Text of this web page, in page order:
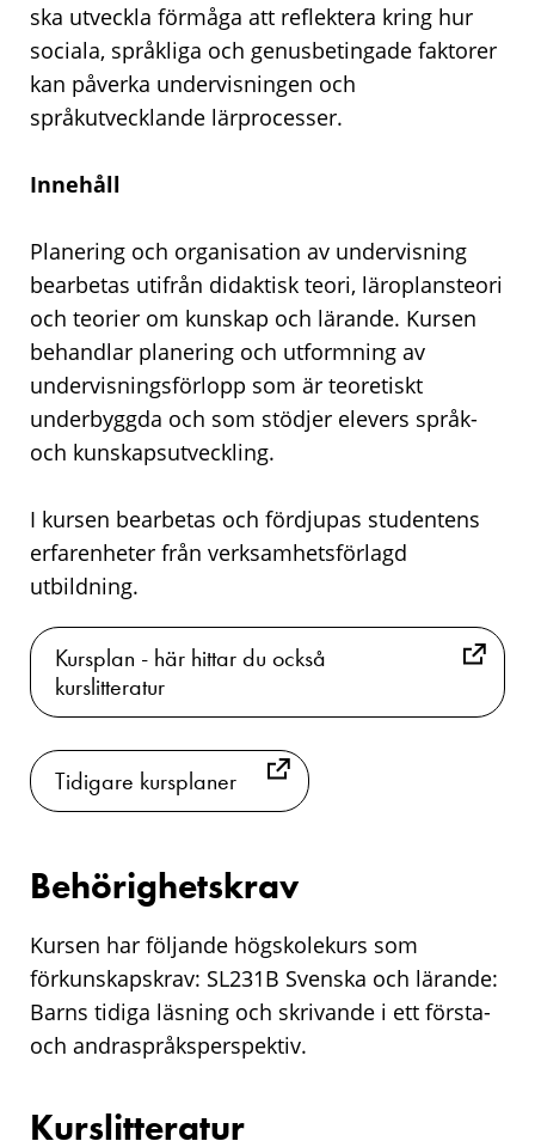
ska utveckla förmåga att reflektera kring hur
sociala, språkliga och genusbetingade faktorer
kan påverka undervisningen och
språkutvecklande lärprocesser.
Innehåll
Planering och organisation av undervisning
bearbetas utifrån didaktisk teori, läroplansteori
och teorier om kunskap och lärande. Kursen
behandlar planering och utformning av
undervisningsförlopp som är teoretiskt
underbyggda och som stödjer elevers språk-
och kunskapsutveckling.
I kursen bearbetas och fördjupas studentens
erfarenheter från verksamhetsförlagd
utbildning.
Kursplan - här hittar du också
kurslitteratur
Tidigare kursplaner
Behörighetskrav
Kursen har följande högskolekurs som
förkunskapskrav: SL231B Svenska och lärande:
Barns tidiga läsning och skrivande i ett första-
och andraspråksperspektiv.
Kurslitteratur